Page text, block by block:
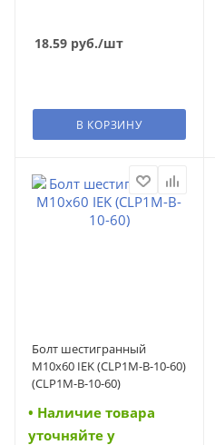
18.59 руб./шт
В КОРЗИНУ
Болт шестигранный
М10х60 IEK (CLP1M-B-10-60)
(CLP1M-B-10-60)
• Наличие товара
уточняйте у